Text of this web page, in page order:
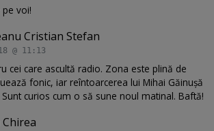
pe voi!
Cristian Stefan
@ 11:13
cei care ascultă radio. Zona este plină de
fonic, iar reîntoarcerea lui Mihai Găinușă
curios cum o să sune noul matinal. Baftă!